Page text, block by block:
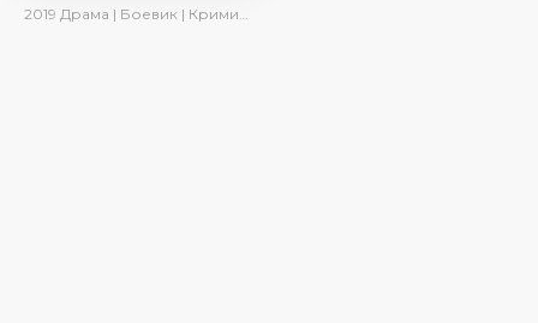
2019 Драма | Боевик | Криминал